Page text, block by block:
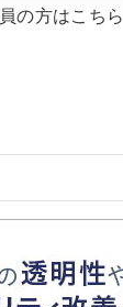
の方はこちら